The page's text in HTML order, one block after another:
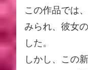
この作品では
みられ、彼女
した。
しかし、この